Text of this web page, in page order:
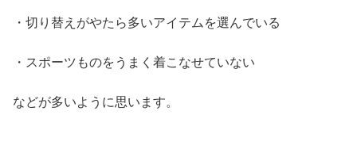
・切り替えがやたら多いアイテムを選んでいる
・スポーツものをうまく着こなせていない
などが多いように思います。